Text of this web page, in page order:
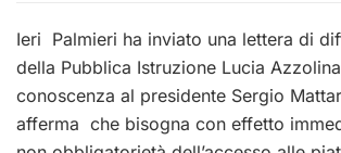
Ieri Palmieri ha inviato una lettera di
della Pubblica Istruzione Lucia
conoscenza al presidente Sergio
afferma che bisogna con effetto